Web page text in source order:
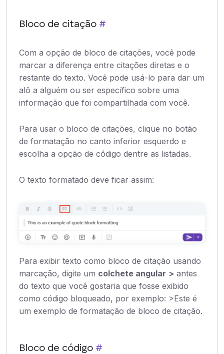
Bloco de citação #
Com a opção de bloco de citações, você pode
marcar a diferença entre citações diretas e o
restante do texto. Você pode usá-lo para dar um
alô a alguém ou ser específico sobre uma
informação que foi compartilhada com você.
Para usar o bloco de citações, clique no botão
de formatação no canto inferior esquerdo e
escolha a opção de código dentre as listadas.
O texto formatado deve ficar assim:
Para exibir texto como bloco de citação usando
marcação, digite um colchete angular > antes
do texto que você gostaria que fosse exibido
como código bloqueado, por exemplo: >Este é
um exemplo de formatação de bloco de citação.
Bloco de código #